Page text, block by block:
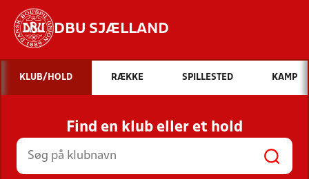
DBU SJÆLLAND
Hvad vil du søge efter?
INDHOLD OG NYHEDER
STILLINGER, RESULTATER, KLUBBER OG
HOLD
KLUB/HOLD RÆKKE SPILLESTED KAMP
Find en klub eller et hold